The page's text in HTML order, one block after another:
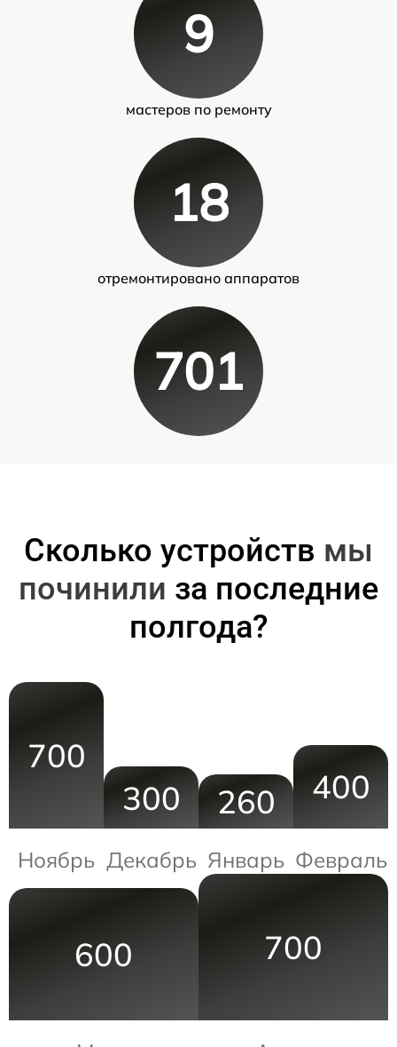
9
мастеров по ремонту
18
отремонтировано аппаратов
701
Сколько устройств мы
починили за последние
полгода?
700
Ноябрь
300
Декабрь
260
Январь
400
Февраль
600 700